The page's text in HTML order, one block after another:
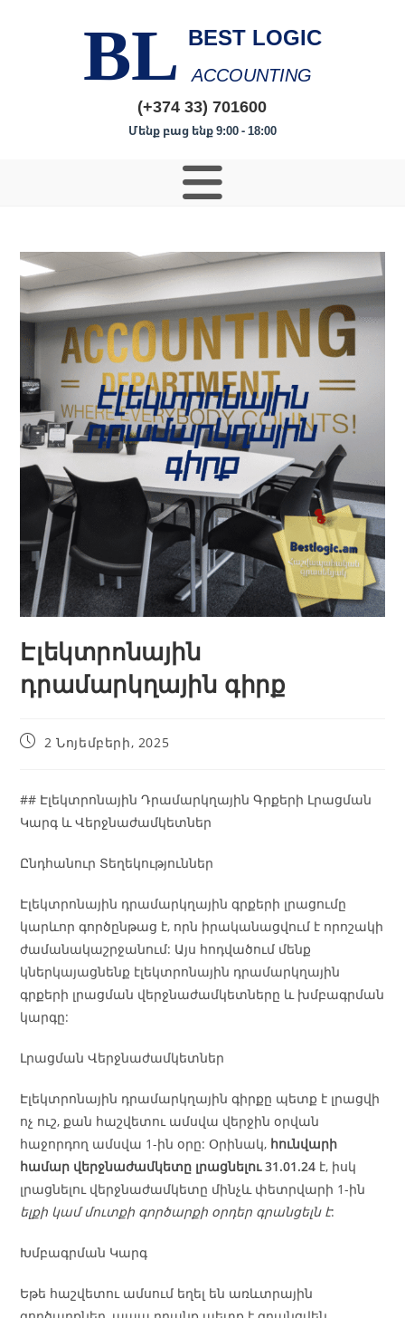
BL BEST LOGIC
ACCOUNTING
(+374 33) 701600
Մենք բաց ենք 9:00 - 18:00
Էլեկտրոնային
դրամարկղային գիրք
2 Նոյեմբերի, 2025
## Էլեկտրոնային Դրամարկղային Գրքերի Լրացման
Կարգ և Վերջնաժամկետներ
Ընդհանուր Տեղեկություններ
Էլեկտրոնային դրամարկղային գրքերի լրացումը
կարևոր գործընթաց է, որն իրականացվում է որոշակի
ժամանակաշրջանում: Այս հոդվածում մենք
կներկայացնենք էլեկտրոնային դրամարկղային
գրքերի լրացման վերջնաժամկետները և խմբագրման
կարգը:
Լրացման Վերջնաժամկետներ
Էլեկտրոնային դրամարկղային գիրքը պետք է լրացվի
ոչ ուշ, քան հաշվետու ամսվա վերջին օրվան
հաջորդող ամսվա 1-ին օրը: Օրինակ, հունվարի
համար վերջնաժամկետը լրացնելու 31.01.24 է, իսկ
լրացնելու վերջնաժամկետը մինչև փետրվարի 1-ին
ելքի կամ մուտքի գործարքի օրդեր գրանցելն է:
Խմբագրման Կարգ
Եթե հաշվետու ամսում եղել են առևտրային